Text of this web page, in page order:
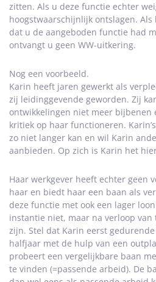
zitten. Als u deze functie echter
hoogstwaarschijnlijk ontslagen. Als
dat u de aangeboden functie had
ontvangt u geen WW-uitkering.
Nog een voorbeeld.
Karin heeft jaren gewerkt als
zij leidinggevende geworden. Zij
ontwikkelingen niet meer bijbenen
kritiek op haar functioneren.
zo niet langer kan en wil Karin
aanbieden. Op zich is Karin het
Haar werkgever heeft echter geen
haar en biedt haar een baan als
deze functie met ook een lager
instantie niet, maar na verloop
zijn. Stel dat Karin eerst
halfjaar met de hulp van een
probeert een vergelijkbare baan
te vinden (=passende arbeid). De